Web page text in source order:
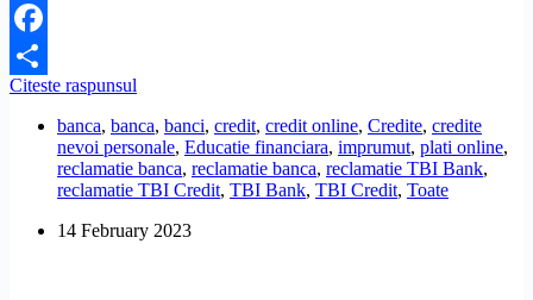
Facebook
Share
Citeste raspunsul
rata
la
TBI
Bank?
banca, banca, banci, credit, credit online, Credite, credite
nevoi personale, Educatie financiara, imprumut, plati online,
reclamatie banca, reclamatie banca, reclamatie TBI Bank,
reclamatie TBI Credit, TBI Bank, TBI Credit, Toate
14 February 2023